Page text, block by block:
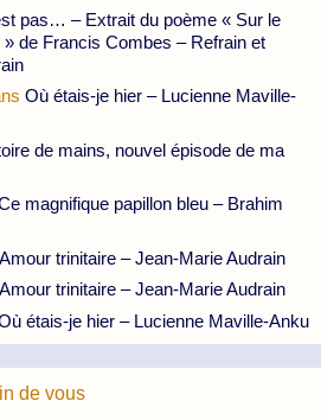
pas… – Extrait du poème « Sur le
» de Francis Combes – Refrain et
Où étais-je hier – Lucienne Maville-
de mains, nouvel épisode de ma
magnifique papillon bleu – Brahim
Amour trinitaire – Jean-Marie Audrain
Amour trinitaire – Jean-Marie Audrain
étais-je hier – Lucienne Maville-Anku
de vous